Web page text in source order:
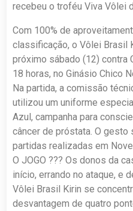
recebeu o troféu Viva Vôlei
Com 100% de
classificação, o Vôlei Brasil
próximo sábado (12) contra
18 horas, no Ginásio Chico
Na partida, a comissão
utilizou um uniforme
Azul, campanha para
câncer de próstata. O
partidas realizadas em
O JOGO ??? Os donos da
início, errando no ataque, e
Vôlei Brasil Kirin se
desvantagem de quatro